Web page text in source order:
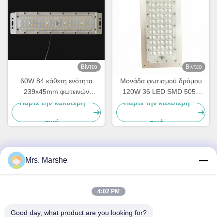
Βίντεο
60W 84 κάθετη ενότητα
239x45mm φωτεινών
σηματοδοτών σημείων
Πάρτε την καλύτερη
τιμή
Βίντεο
Μονάδα φωτισμού δρόμου
120W 36 LED SMD 5050
LED με γωνιακό φακό
πλακέτα PCB
Πάρτε την καλύτερη
τιμή
Γρήγορη επικοινωνία
Longxiang, περιοχή Longgang, Shenzhen, Κίνα 518172
Mrs. Marshe
4:02 PM
Good day, what product are you looking for?